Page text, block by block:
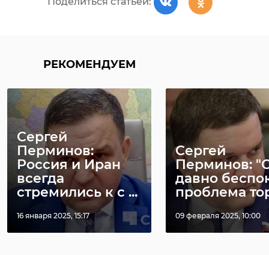
РЕКОМЕНДУЕМ
Сергей
Перминов:
Россия и Иран
всегда
стремились к с ...
16 января 2025, 15:17
Сергей
Перминов:
давно
проблема
09 февраля 2025, 10:00